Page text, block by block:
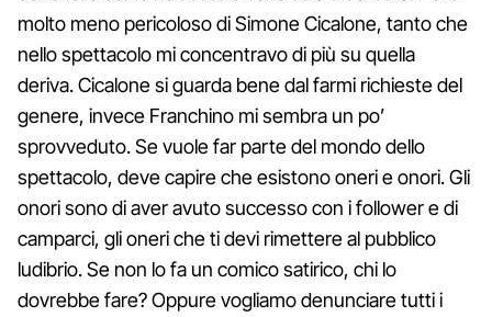
molto meno pericoloso di Simone Cicalone, tanto che
nello spettacolo mi concentravo di più su quella
deriva. Cicalone si guarda bene dal farmi richieste del
genere, invece Franchino mi sembra un po’
sprovveduto. Se vuole far parte del mondo dello
spettacolo, deve capire che esistono oneri e onori. Gli
onori sono di aver avuto successo con i follower e di
camparci, gli oneri che ti devi rimettere al pubblico
ludibrio. Se non lo fa un comico satirico, chi lo
dovrebbe fare? Oppure vogliamo denunciare tutti i